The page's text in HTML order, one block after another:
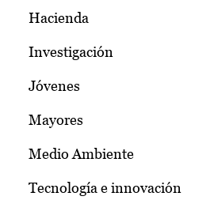
Hacienda
Investigación
Jóvenes
Mayores
Medio Ambiente
Tecnología e innovación